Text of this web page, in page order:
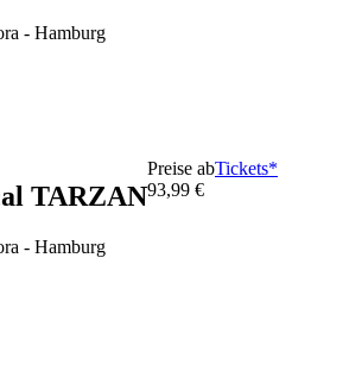
- Hamburg
TARZAN
- Hamburg
Preise ab
93,99 €
Tickets*